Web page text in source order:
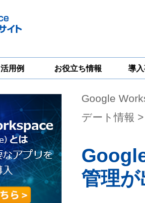
活用例 お役立ち情報
一
導
グループウェア
移行支援
Google
Workspace
セキュリティ
対策サービス
Google
デート情報
管理